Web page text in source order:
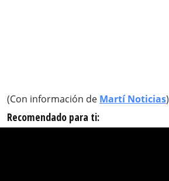
(Con información de Martí Noticias)
Recomendado para ti: